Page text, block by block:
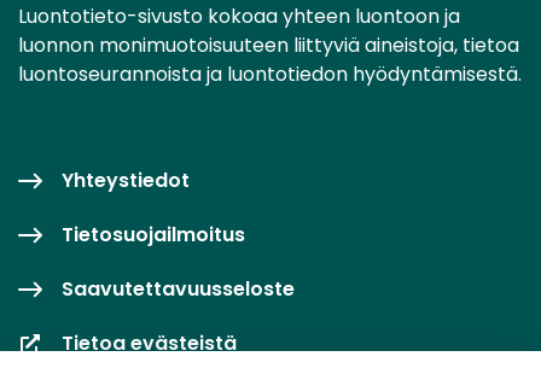
Luontotieto-sivusto kokoaa yhteen luontoon ja
luonnon monimuotoisuuteen liittyviä aineistoja, tietoa
luontoseurannoista ja luontotiedon hyödyntämisestä.
Yhteystiedot
Tietosuojailmoitus
Saavutettavuusseloste
Tietoa evästeistä